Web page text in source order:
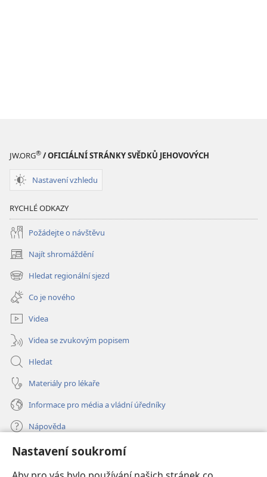
Nastavení soukromí
JW.ORG® / OFICIÁLNÍ STRÁNKY SVĚDKŮ JEHOVOVÝCH
Nastavení vzhledu
RYCHLÉ ODKAZY
Požádejte o návštěvu
Najít shromáždění
(otevřeno
nové
okno)
Hledat regionální sjezd
(otevřeno
nové
okno)
Co je nového
Videa
Videa se zvukovým popisem
Hledat
Materiály pro lékaře
Informace pro média a vládní úředníky
Nápověda
Dary
nové